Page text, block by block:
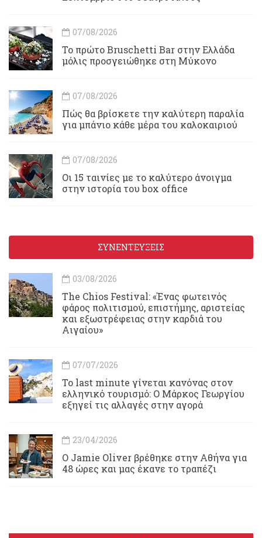
07/08/2026
Το πρώτο Bruschetti Bar στην Ελλάδα
μόλις προσγειώθηκε στη Μύκονο
07/08/2026
Πώς θα βρίσκετε την καλύτερη παραλία
για μπάνιο κάθε μέρα του καλοκαιριού
07/08/2026
Οι 15 ταινίες με το καλύτερο άνοιγμα
στην ιστορία του box office
ΣΥΝΕΝΤΕΥΞΕΙΣ
03/08/2026
Τhe Chios Festival: «Ένας φωτεινός
φάρος πολιτισμού, επιστήμης, αριστείας
και εξωστρέφειας στην καρδιά του
Αιγαίου»
07/07/2026
Το last minute γίνεται κανόνας στον
ελληνικό τουρισμό: Ο Μάρκος Γεωργίου
εξηγεί τις αλλαγές στην αγορά
23/04/2026
Ο Jamie Oliver βρέθηκε στην Αθήνα για
48 ώρες και μας έκανε το τραπέζι